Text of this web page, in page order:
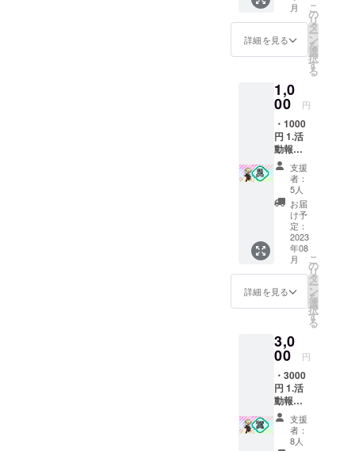
,080)の
3サイズ
※1
【※1】1
ストを
依頼中
です。1
周年記
念イラ
ストを
利用し
たもの
がグッ
ズにな
る予定
です。
依頼品
が完成
次第、
活動報
告書及
披露目
して参
す。イ
ラスト
レー
ター様
の予定
による
月
詳細を見る
こ
の
リ
タ
ー
ン
を
選
択
す
る
1,0
00 円
・1000
円 1.活
動報告
公開※3
2.スマ
ホ壁紙
(2532 x
1170・
1080×2
400・
2,520×1
,080)の
3サイズ
※1 3.PC
壁紙
3072×2
049)の2
サイズ
※1
4.Twitte
rヘッ
ダー※1
【※1】1
周年記
支援
者：
5人
お届
け予
定：
2023
年08
月
詳細を見る
こ
の
リ
タ
ー
ン
を
選
択
す
る
3,0
00 円
・3000
円 1.活
動報告
公開※3
2.スマ
ホ壁紙
支援
者：
8人